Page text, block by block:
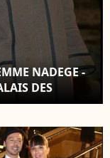
NADEGE -
DES